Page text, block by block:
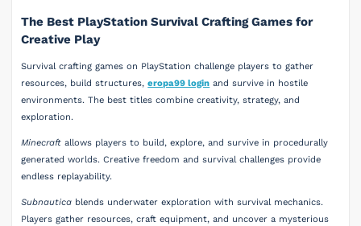
The Best PlayStation Survival Crafting Games for
Creative Play
Survival crafting games on PlayStation challenge players to gather
resources, build structures,eropa99 login and survive in hostile
environments. The best titles combine creativity, strategy, and
exploration.
Minecraft allows players to build, explore, and survive in procedurally
generated worlds. Creative freedom and survival challenges provide
endless replayability.
Subnautica blends underwater exploration with survival mechanics.
Players gather resources, craft equipment, and uncover a mysterious